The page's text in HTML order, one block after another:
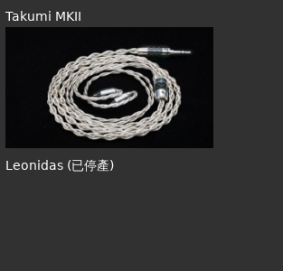
Takumi MKII
Leonidas (已停產)